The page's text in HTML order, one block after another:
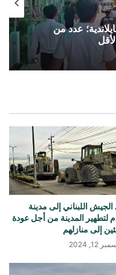
عدد من
اللبناني إلى مدينة
لتطهير المدينة من أجل عودة
إلى منازلهم
12, 2024